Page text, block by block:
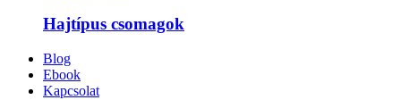
Hajtípus csomagok
Blog
Ebook
Kapcsolat